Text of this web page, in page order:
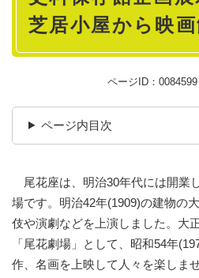
芝居小屋から映画
ページID：0084599
ページ内目次
尾花座は、明治30年代には開業
場です。明治42年(1909)の建物の
伎や演劇などを上演しました。大
「尾花劇場」として、昭和54年
作、名画を上映して人々を楽しま